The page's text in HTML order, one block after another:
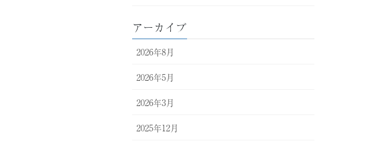
アーカイブ
2026年8月
2026年5月
2026年3月
2025年12月